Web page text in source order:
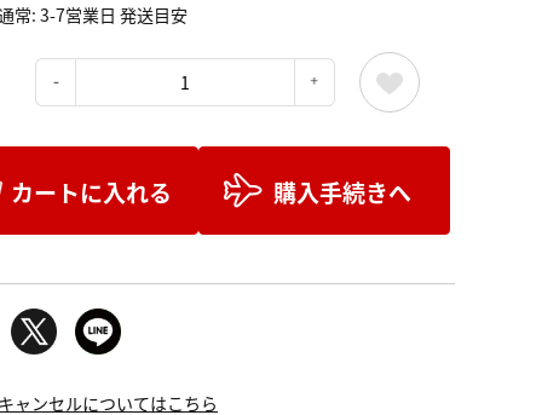
常: 3-7営業日 発送目安
カートに入れる 購入手続きへ
ャンセルについてはこちら